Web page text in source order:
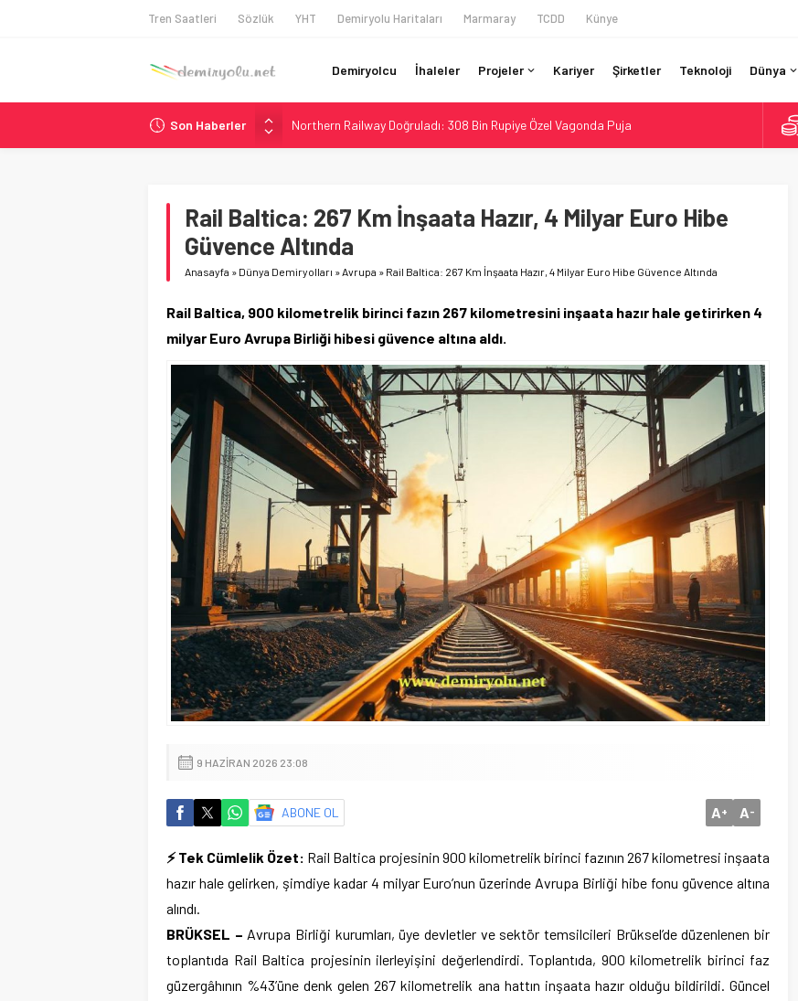
Tren Saatleri Sözlük YHT Demiryolu Haritaları Marmaray TCDD Künye
Demiryolcu İhaleler Projeler Kariyer Şirketler Teknoloji Dünya
Son Haberler
Northern Railway Doğruladı: 308 Bin Rupiye Özel Vagonda Puja
Chicago’da Metra Polisi BVLOS Drone’larla Müdahale Süresini Kısalttı
Rocky Mountain, Güneş Enerjili Tesisten İlk Rayı Sevk Etti
Brescia 426 Milyon Euro’luk Tramvay İnşaatına Başladı
Rail Baltica: 267 Km İnşaata Hazır, 4 Milyar Euro Hibe
Güvence Altında
Anasayfa » Dünya Demiryolları »Avrupa » Rail Baltica: 267 Km İnşaata Hazır, 4 Milyar Euro Hibe Güvence Altında
Rail Baltica, 900 kilometrelik birinci fazın 267 kilometresini inşaata hazır hale getirirken 4
milyar Euro Avrupa Birliği hibesi güvence altına aldı.
9 HAZIRAN 2026 23:08
ABONE OL A+ A-
⚡ Tek Cümlelik Özet: Rail Baltica projesinin 900 kilometrelik birinci fazının 267 kilometresi inşaata
hazır hale gelirken, şimdiye kadar 4 milyar Euro’nun üzerinde Avrupa Birliği hibe fonu güvence altına
alındı.
BRÜKSEL – Avrupa Birliği kurumları, üye devletler ve sektör temsilcileri Brüksel’de düzenlenen bir
toplantıda Rail Baltica projesinin ilerleyişini değerlendirdi. Toplantıda, 900 kilometrelik birinci faz
güzergâhının %43’üne denk gelen 267 kilometrelik ana hattın inşaata hazır olduğu bildirildi. Güncel